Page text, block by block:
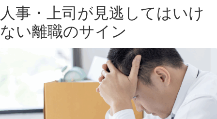
人事・上司が見逃してはいけ
ない離職のサイン